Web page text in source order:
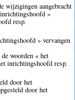
wijzigingen aangebracht
»
resp.
» vervangen
woorden « het
inrichtingshoofd resp.
door het
door het